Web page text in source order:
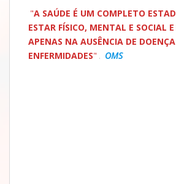
"A SAÚDE É UM COMPLETO
ESTAR FÍSICO, MENTAL E SOCIAL
APENAS NA AUSÊNCIA DE
ENFERMIDADES" . OMS